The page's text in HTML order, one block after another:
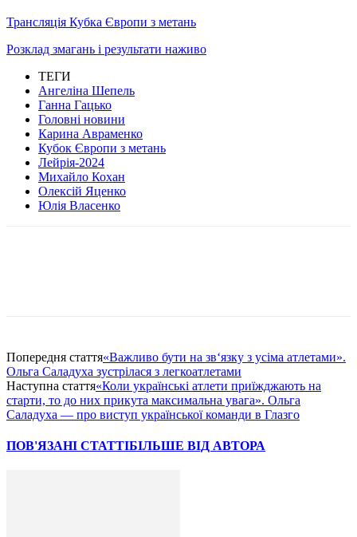
Трансляція Кубка Європи з метань
Розклад змагань і результати наживо
ТЕГИ
Ангеліна Шепель
Ганна Гацько
Головні новини
Карина Авраменко
Кубок Європи з метань
Лейрія-2024
Михайло Кохан
Олексій Яценко
Юлія Власенко
Попередня стаття«Важливо бути на зв‘язку з усіма атлетами».
Ольга Саладуха зустрілася з легкоатлетами
Наступна стаття«Коли українські атлети приїжджають на
старти, то до них прикута максимальна увага». Ольга
Саладуха — про виступ української команди в Глазго
ПОВ'ЯЗАНІ СТАТТІБІЛЬШЕ ВІД АВТОРА